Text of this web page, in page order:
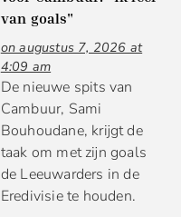
van goals"
on augustus 7, 2026 at
4:09 am
De nieuwe spits van
Cambuur, Sami
Bouhoudane, krijgt de
taak om met zijn goals
de Leeuwarders in de
Eredivisie te houden.